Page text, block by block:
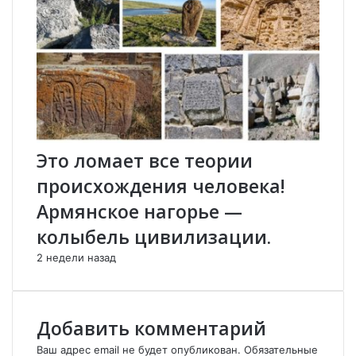
р
б
а
й
д
ж
а
н
Ч
у
р
ы
у
д
е
т
д
о
л
г
:
Н
р
о
а
я
Это ломает все теории
происхождения человека!
Армянское нагорье —
колыбель цивилизации.
2 недели назад
Добавить комментарий
Ваш адрес email не будет опубликован. Обязательные